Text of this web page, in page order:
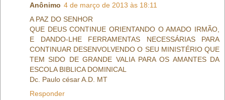
Anônimo 4 de março de 2013 às 18:11
A PAZ DO SENHOR
QUE DEUS CONTINUE ORIENTANDO O AMADO IRMÃO,
E DANDO-LHE FERRAMENTAS NECESSÁRIAS PARA
CONTINUAR DESENVOLVENDO O SEU MINISTÉRIO QUE
TEM SIDO DE GRANDE VALIA PARA OS AMANTES DA
ESCOLA BIBLICA DOMINICAL
Dc. Paulo césar A.D. MT
Responder